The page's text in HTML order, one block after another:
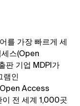
를 가장 빠르게 세
스(Open
판 기업 MDPI가
램인
Access
전 세계 1,000곳